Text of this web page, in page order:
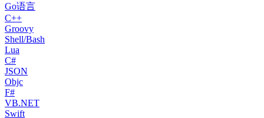
Go语言
C++
Groovy
Shell/Bash
Lua
C#
JSON
Objc
F#
VB.NET
Swift